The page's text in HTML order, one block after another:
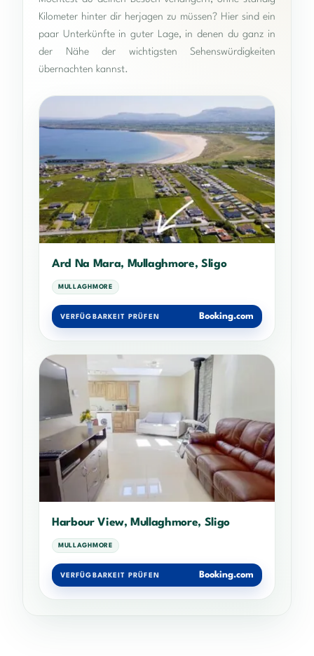
Kilometer hinter dir herjagen zu müssen? Hier sind ein
paar Unterkünfte in guter Lage, in denen du ganz in
der Nähe der wichtigsten Sehenswürdigkeiten
übernachten kannst.
Ard Na Mara, Mullaghmore, Sligo
MULLAGHMORE
VERFÜGBARKEIT PRÜFEN Booking.com
Harbour View, Mullaghmore, Sligo
MULLAGHMORE
VERFÜGBARKEIT PRÜFEN Booking.com